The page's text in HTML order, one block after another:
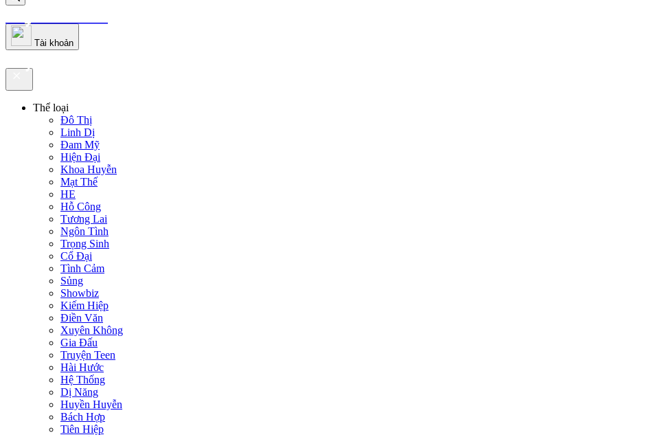
truyenfullz.com
Tài khoản
truyenfullz.com
Thể loại
Đô Thị
Linh Dị
Đam Mỹ
Hiện Đại
Khoa Huyễn
Mạt Thế
HE
Hỗ Công
Tương Lai
Ngôn Tình
Trọng Sinh
Cổ Đại
Tình Cảm
Sủng
Showbiz
Kiếm Hiệp
Điền Văn
Xuyên Không
Gia Đấu
Truyện Teen
Hài Hước
Hệ Thống
Dị Năng
Huyền Huyễn
Bách Hợp
Tiên Hiệp